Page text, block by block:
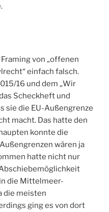
von „offenen
einfach falsch.
16 und dem „Wir
Scheckheft und
sie die EU-Außengrenze
macht. Das hatte den
konnte die
wären ja
hatte nicht nur
die Mittelmeer-
die meisten
ging es von dort